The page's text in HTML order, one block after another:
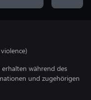
erhalten während des
und zugehörigen